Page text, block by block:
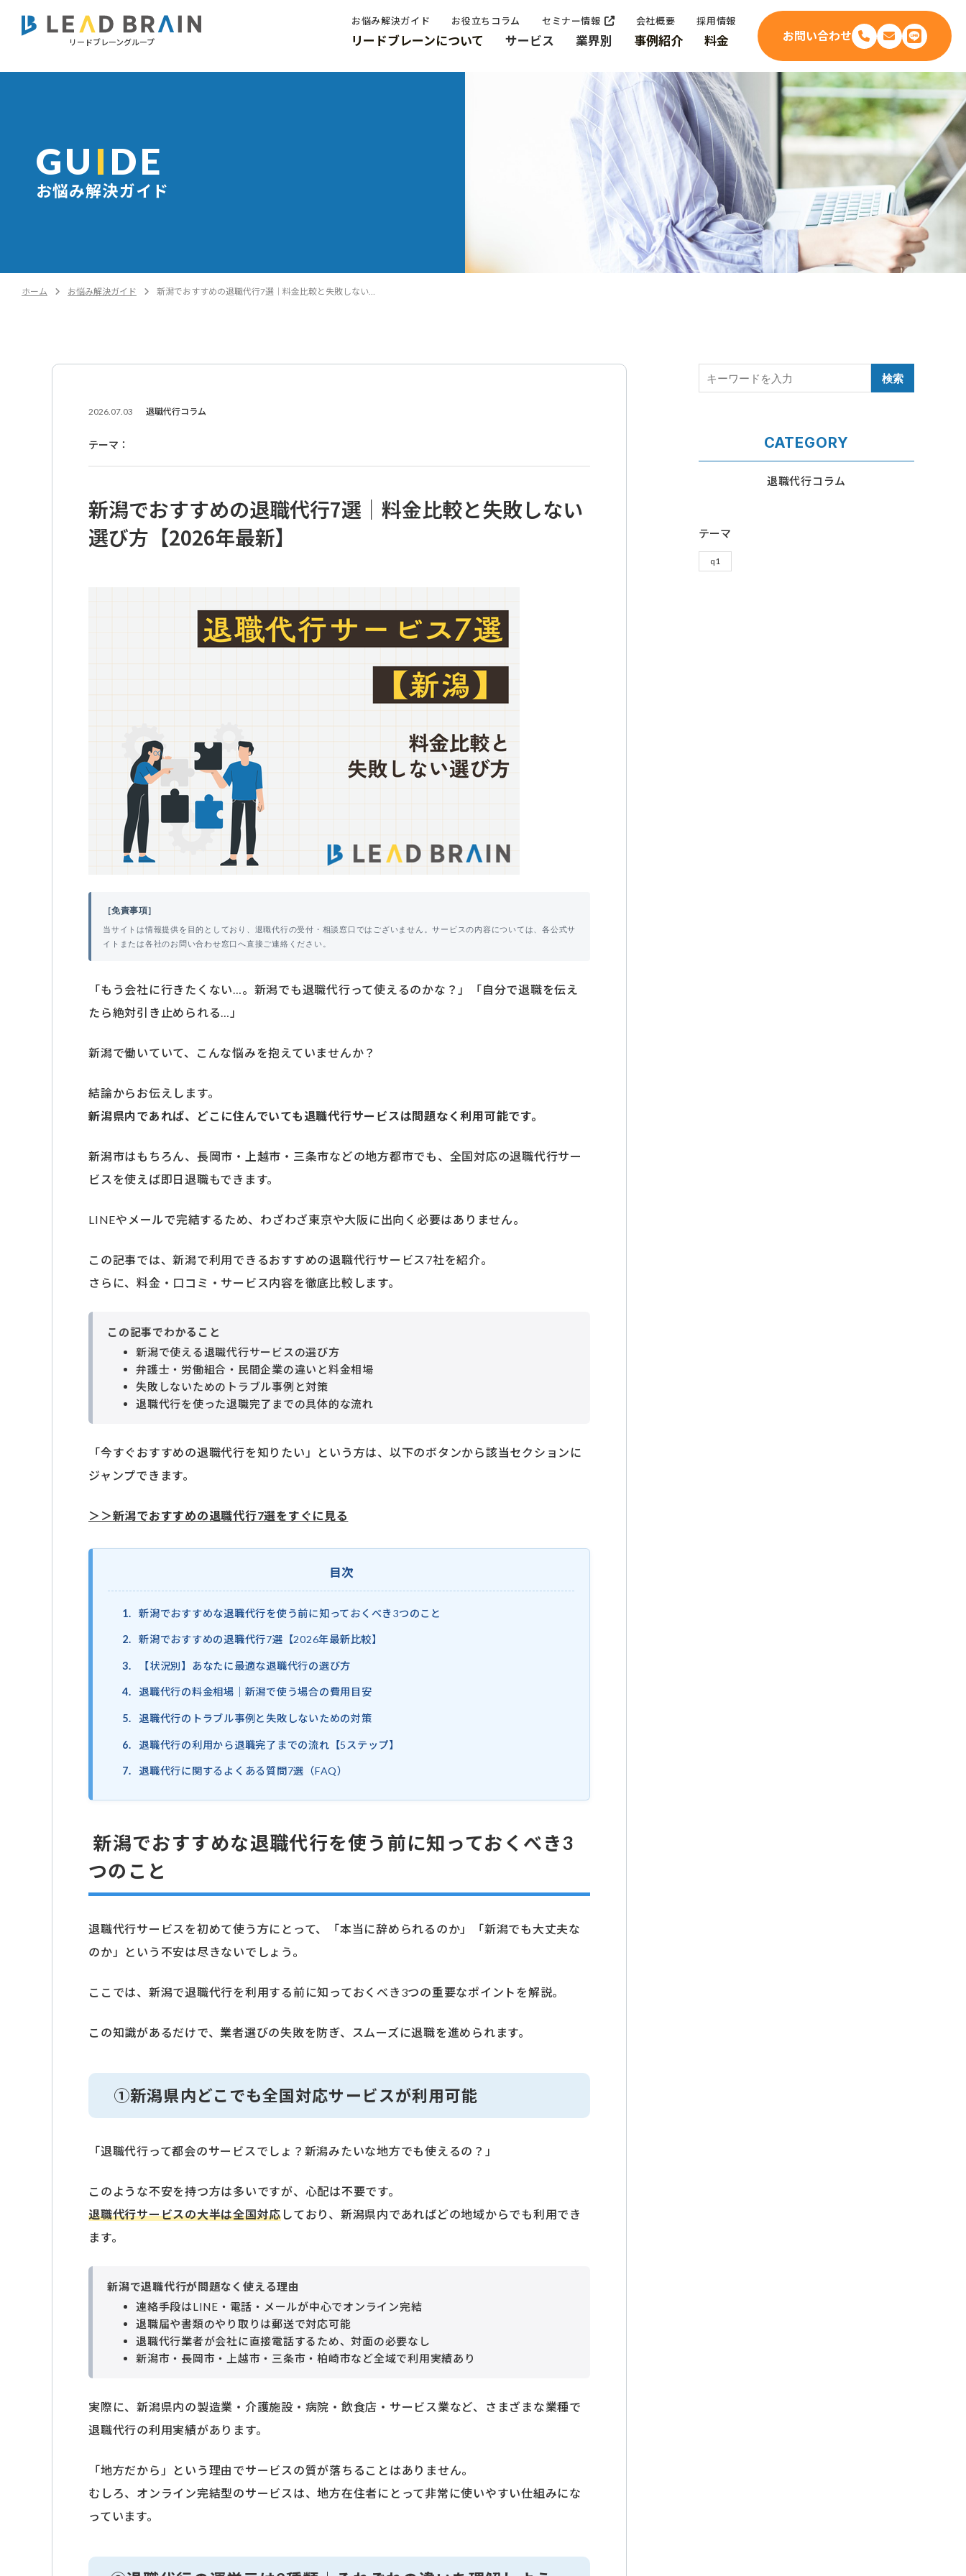
リードブレーングループ
お悩み解決ガイド お役立ちコラム セミナー情報 会社概要 採用情報
リードブレーンについて サービス 業界別 事例紹介 料金 お問い合わせ
新潟でおすすめの退職代行7選｜料金比較と失敗しない選び方【2026年最新】
お悩み解決ガイド
GU I DE
ホーム お悩み解決ガイド 新潟でおすすめの退職代行7選｜料金比較と失敗しない選び方【2026年最新】
2026.07.03 退職代行コラム
テーマ：
新潟でおすすめの退職代行7選｜料金比較と失敗しない
選び方【2026年最新】
［免責事項］
当サイトは情報提供を目的としており、退職代行の受付・相談窓口ではございません。サービスの内容については、各公式サ
イトまたは各社のお問い合わせ窓口へ直接ご連絡ください。
「もう会社に行きたくない…。新潟でも退職代行って使えるのかな？」「自分で退職を伝え
たら絶対引き止められる…」
新潟で働いていて、こんな悩みを抱えていませんか？
結論からお伝えします。
新潟県内であれば、どこに住んでいても退職代行サービスは問題なく利用可能です。
新潟市はもちろん、長岡市・上越市・三条市などの地方都市でも、全国対応の退職代行サー
ビスを使えば即日退職もできます。
LINEやメールで完結するため、わざわざ東京や大阪に出向く必要はありません。
この記事では、新潟で利用できるおすすめの退職代行サービス7社を紹介。
さらに、料金・口コミ・サービス内容を徹底比較します。
この記事でわかること
新潟で使える退職代行サービスの選び方
弁護士・労働組合・民間企業の違いと料金相場
失敗しないためのトラブル事例と対策
退職代行を使った退職完了までの具体的な流れ
「今すぐおすすめの退職代行を知りたい」という方は、以下のボタンから該当セクションに
ジャンプできます。
＞＞新潟でおすすめの退職代行7選をすぐに見る
目次
1. 新潟でおすすめな退職代行を使う前に知っておくべき3つのこと
2. 新潟でおすすめの退職代行7選【2026年最新比較】
3. 【状況別】あなたに最適な退職代行の選び方
4. 退職代行の料金相場｜新潟で使う場合の費用目安
5. 退職代行のトラブル事例と失敗しないための対策
6. 退職代行の利用から退職完了までの流れ【5ステップ】
7. 退職代行に関するよくある質問7選（FAQ）
新潟でおすすめな退職代行を使う前に知っておくべき3
つのこと
退職代行サービスを初めて使う方にとって、「本当に辞められるのか」「新潟でも大丈夫な
のか」という不安は尽きないでしょう。
ここでは、新潟で退職代行を利用する前に知っておくべき3つの重要なポイントを解説。
この知識があるだけで、業者選びの失敗を防ぎ、スムーズに退職を進められます。
①新潟県内どこでも全国対応サービスが利用可能
「退職代行って都会のサービスでしょ？新潟みたいな地方でも使えるの？」
このような不安を持つ方は多いですが、心配は不要です。
退職代行サービスの大半は全国対応 しており、新潟県内であればどの地域からでも利用でき
ます。
新潟で退職代行が問題なく使える理由
連絡手段はLINE・電話・メールが中心でオンライン完結
退職届や書類のやり取りは郵送で対応可能
退職代行業者が会社に直接電話するため、対面の必要なし
新潟市・長岡市・上越市・三条市・柏崎市など全域で利用実績あり
実際に、新潟県内の製造業・介護施設・病院・飲食店・サービス業など、さまざまな業種で
退職代行の利用実績があります。
「地方だから」という理由でサービスの質が落ちることはありません。
むしろ、オンライン完結型のサービスは、地方在住者にとって非常に使いやすい仕組みにな
っています。
CATEGORY
退職代行コラム
テーマ
q1